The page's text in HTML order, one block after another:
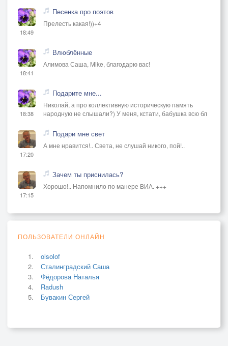
18:49
Песенка про поэтов
Прелесть какая!))+4
18:41
Влюблённые
Алимова Саша, Mike, благодарю вас!
18:38
Подарите мне...
Николай, а про коллективную историческую память
народную не слышали?) У меня, кстати, бабушка всю бл
17:20
Подари мне свет
А мне нравится!.. Света, не слушай никого, пой!..
17:15
Зачем ты приснилась?
Хорошо!.. Напомнило по манере ВИА. +++
ПОЛЬЗОВАТЕЛИ ОНЛАЙН
olsolof
Сталинградский Саша
Фёдорова Наталья
Radush
Бувакин Сергей